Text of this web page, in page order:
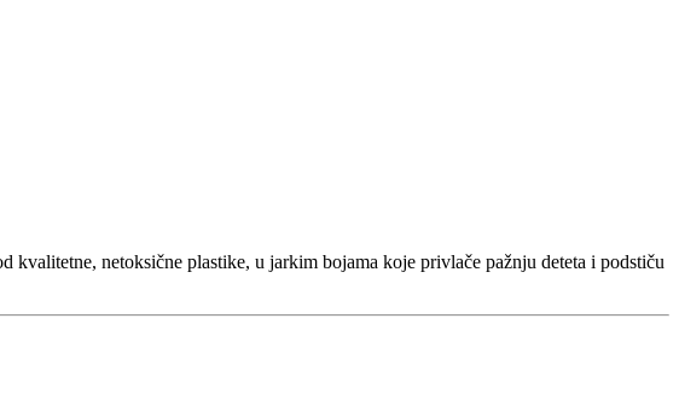
kvalitetne, netoksične plastike, u jarkim bojama koje privlače pažnju deteta i podstiču